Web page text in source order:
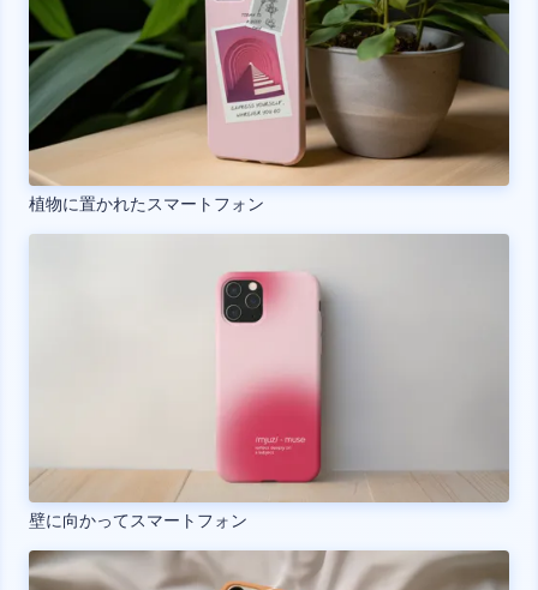
植物に置かれたスマートフォン
壁に向かってスマートフォン